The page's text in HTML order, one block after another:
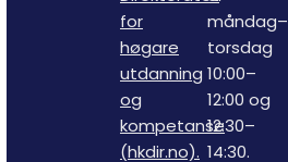
for
høgare
utdanning
og
kompetanse
(hkdir.no).
måndag–
torsdag
10:00–
12:00 og
12:30–
14:30.